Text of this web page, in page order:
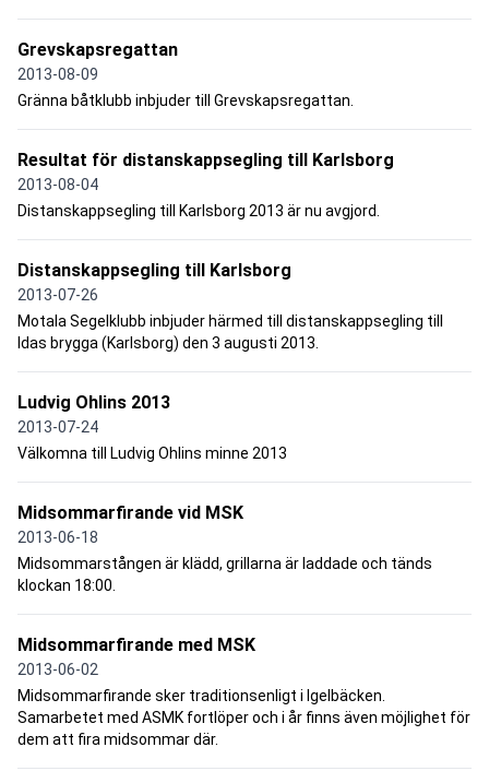
Grevskapsregattan
2013-08-09
Gränna båtklubb inbjuder till Grevskapsregattan.
Resultat för distanskappsegling till Karlsborg
2013-08-04
Distanskappsegling till Karlsborg 2013 är nu avgjord.
Distanskappsegling till Karlsborg
2013-07-26
Motala Segelklubb inbjuder härmed till distanskappsegling till
Idas brygga (Karlsborg) den 3 augusti 2013.
Ludvig Ohlins 2013
2013-07-24
Välkomna till Ludvig Ohlins minne 2013
Midsommarfirande vid MSK
2013-06-18
Midsommarstången är klädd, grillarna är laddade och tänds
klockan 18:00.
Midsommarfirande med MSK
2013-06-02
Midsommarfirande sker traditionsenligt i Igelbäcken.
Samarbetet med ASMK fortlöper och i år finns även möjlighet för
dem att fira midsommar där.